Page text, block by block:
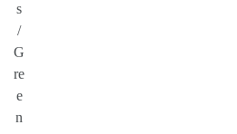
s
/
G
re
e
n